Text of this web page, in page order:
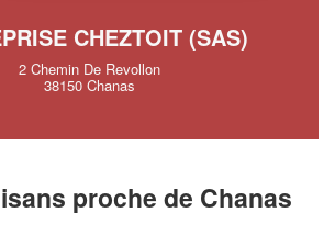
CHEZTOIT (SAS)
2 Chemin De Revollon
38150 Chanas
proche de Chanas